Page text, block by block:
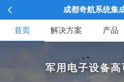
成都奇航系统集
首页 解决方案 产品
军用电子设备